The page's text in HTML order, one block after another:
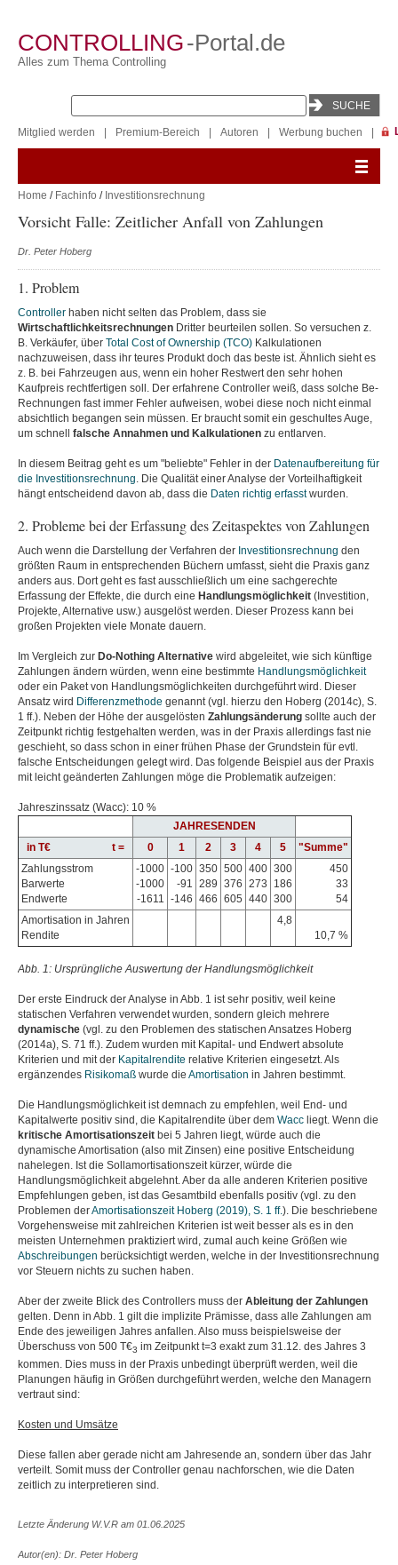
CONTROLLING-Portal.de
Alles zum Thema Controlling
Mitglied werden Premium-Bereich Autoren Werbung buchen
Home / Fachinfo / Investitionsrechnung
Vorsicht Falle: Zeitlicher Anfall von Zahlungen
Dr. Peter Hoberg
1. Problem
Controller haben nicht selten das Problem, dass sie
Wirtschaftlichkeitsrechnungen Dritter beurteilen sollen. So versuchen z.
B. Verkäufer, über Total Cost of Ownership (TCO) Kalkulationen
nachzuweisen, dass ihr teures Produkt doch das beste ist. Ähnlich sieht es
z. B. bei Fahrzeugen aus, wenn ein hoher Restwert den sehr hohen
Kaufpreis rechtfertigen soll. Der erfahrene Controller weiß, dass solche Be-
Rechnungen fast immer Fehler aufweisen, wobei diese noch nicht einmal
absichtlich begangen sein müssen. Er braucht somit ein geschultes Auge,
um schnell falsche Annahmen und Kalkulationen zu entlarven.
In diesem Beitrag geht es um "beliebte" Fehler in der Datenaufbereitung für
die Investitionsrechnung. Die Qualität einer Analyse der Vorteilhaftigkeit
hängt entscheidend davon ab, dass die Daten richtig erfasstwurden.
2. Probleme bei der Erfassung des Zeitaspektes von Zahlungen
Auch wenn die Darstellung der Verfahren der Investitionsrechnung den
größten Raum in entsprechenden Büchern umfasst, sieht die Praxis ganz
anders aus. Dort geht es fast ausschließlich um eine sachgerechte
Erfassung der Effekte, die durch eine Handlungsmöglichkeit (Investition,
Projekte, Alternative usw.) ausgelöst werden. Dieser Prozess kann bei
großen Projekten viele Monate dauern.
Im Vergleich zur Do-Nothing Alternative wird abgeleitet, wie sich künftige
Zahlungen ändern würden, wenn eine bestimmte Handlungsmöglichkeit
oder ein Paket von Handlungsmöglichkeiten durchgeführt wird. Dieser
Ansatz wird Differenzmethode genannt (vgl. hierzu den Hoberg (2014c), S.
1 ff.). Neben der Höhe der ausgelösten Zahlungsänderung sollte auch der
Zeitpunkt richtig festgehalten werden, was in der Praxis allerdings fast nie
geschieht, so dass schon in einer frühen Phase der Grundstein für evtl.
falsche Entscheidungen gelegt wird. Das folgende Beispiel aus der Praxis
mit leicht geänderten Zahlungen möge die Problematik aufzeigen:
Jahreszinssatz (Wacc): 10 %
JAHRESENDEN
in T€ t =
0 1 2 3 4 5
"Summe"
Zahlungsstrom
Barwerte
Endwerte
-1000
-1000
-1611
-100
-91
-146
350
289
466
500
376
605
400
273
440
300
186
300
450
33
54
Amortisation in Jahren
Rendite
4,8
10,7 %
Abb. 1: Ursprüngliche Auswertung der Handlungsmöglichkeit
Der erste Eindruck der Analyse in Abb. 1 ist sehr positiv, weil keine
statischen Verfahren verwendet wurden, sondern gleich mehrere
dynamische (vgl. zu den Problemen des statischen Ansatzes Hoberg
(2014a), S. 71 ff.). Zudem wurden mit Kapital- und Endwert absolute
Kriterien und mit der Kapitalrendite relative Kriterien eingesetzt. Als
ergänzendes Risikomaß wurde die Amortisation in Jahren bestimmt.
Die Handlungsmöglichkeit ist demnach zu empfehlen, weil End- und
Kapitalwerte positiv sind, die Kapitalrendite über dem Wacc liegt. Wenn die
kritische Amortisationszeit bei 5 Jahren liegt, würde auch die
dynamische Amortisation (also mit Zinsen) eine positive Entscheidung
nahelegen. Ist die Sollamortisationszeit kürzer, würde die
Handlungsmöglichkeit abgelehnt. Aber da alle anderen Kriterien positive
Empfehlungen geben, ist das Gesamtbild ebenfalls positiv (vgl. zu den
Problemen derAmortisationszeit Hoberg (2019), S. 1 ff.). Die beschriebene
Vorgehensweise mit zahlreichen Kriterien ist weit besser als es in den
meisten Unternehmen praktiziert wird, zumal auch keine Größen wie
Abschreibungen berücksichtigt werden, welche in der Investitionsrechnung
vor Steuern nichts zu suchen haben.
Aber der zweite Blick des Controllers muss der Ableitung der Zahlungen
gelten. Denn in Abb. 1 gilt die implizite Prämisse, dass alle Zahlungen am
Ende des jeweiligen Jahres anfallen. Also muss beispielsweise der
Überschuss von 500 T€3 im Zeitpunkt t=3 exakt zum 31.12. des Jahres 3
kommen. Dies muss in der Praxis unbedingt überprüft werden, weil die
Planungen häufig in Größen durchgeführt werden, welche den Managern
vertraut sind:
Kosten und Umsätze
Diese fallen aber gerade nicht am Jahresende an, sondern über das Jahr
verteilt. Somit muss der Controller genau nachforschen, wie die Daten
zeitlich zu interpretieren sind.
Letzte Änderung W.V.R am 01.06.2025
Autor(en): Dr. Peter Hoberg